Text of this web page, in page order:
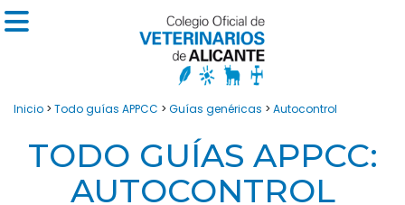
Inicio > Todo guías APPCC > Guías genéricas > Autocontrol
TODO GUÍAS APPCC:
AUTOCONTROL